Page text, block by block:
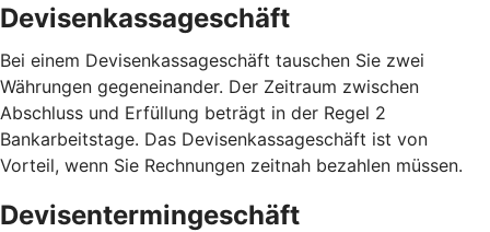
Devisenkassageschäft
Bei einem Devisenkassageschäft tauschen Sie zwei
Währungen gegeneinander. Der Zeitraum zwischen
Abschluss und Erfüllung beträgt in der Regel 2
Bankarbeitstage. Das Devisenkassageschäft ist von
Vorteil, wenn Sie Rechnungen zeitnah bezahlen müssen.
Devisentermingeschäft